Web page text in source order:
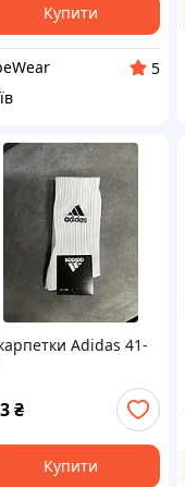
Купити
5
Adidas 41-
₴
Купити